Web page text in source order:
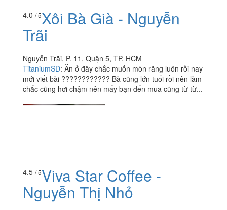
4.0 / 5Xôi Bà Già - Nguyễn
Trãi
Nguyễn Trãi, P. 11, Quận 5, TP. HCM
TitaniumSD: Ăn ở đây chắc muốn mòn răng luôn rồi nay
mới viết bài ???????????? Bà cũng lớn tuổi rồi nên làm
chắc cũng hơi chậm nên mấy bạn đến mua cũng từ từ...
4.5 / 5Viva Star Coffee -
Nguyễn Thị Nhỏ